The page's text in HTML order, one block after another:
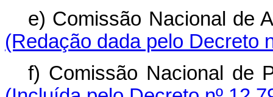
e) Comissão Nacional de
(Redação dada pelo Decreto
f) Comissão Nacional de